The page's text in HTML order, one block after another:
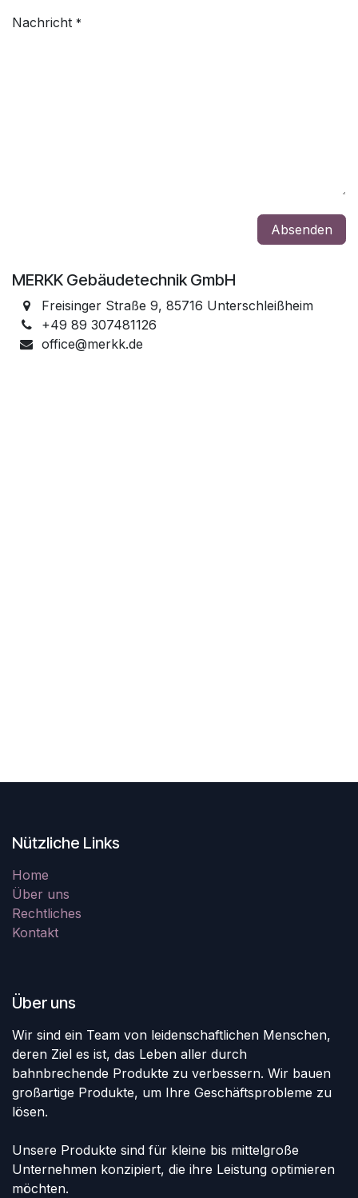
Nachricht *
Absenden
MERKK Gebäudetechnik GmbH
Freisinger Straße 9, 85716 Unterschleißheim
+49 89 307481126
office@merkk.de
Nützliche Links
Home
Über uns
Rechtliches
Kontakt
Über uns
Wir sind ein Team von leidenschaftlichen Menschen,
deren Ziel es ist, das Leben aller durch
bahnbrechende Produkte zu verbessern. Wir bauen
großartige Produkte, um Ihre Geschäftsprobleme zu
lösen.
Unsere Produkte sind für kleine bis mittelgroße
Unternehmen konzipiert, die ihre Leistung optimieren
möchten.